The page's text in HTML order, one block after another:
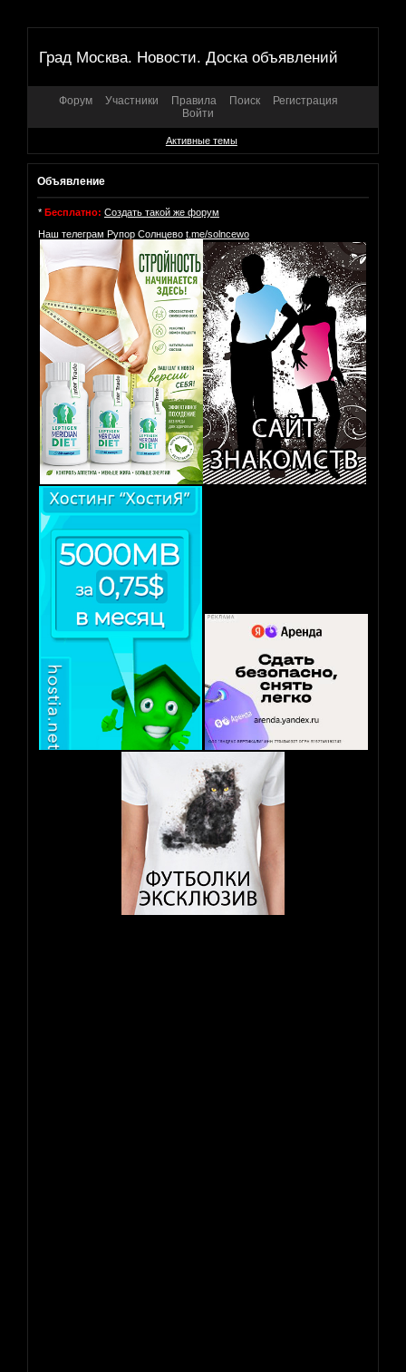
Град Москва. Новости. Доска объявлений
Форум Участники Правила Поиск
Регистрация
Войти
Активные темы
Объявление
* Бесплатно: Создать такой же форум
Наш телеграм Рупор Солнцево t.me/solncewo